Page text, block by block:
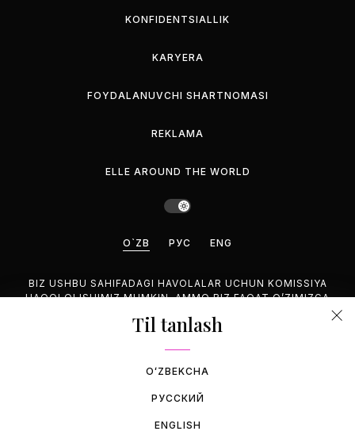
KONFIDENTSIALLIK
KARYERA
FOYDALANUVCHI SHARTNOMASI
REKLAMA
ELLE AROUND THE WORLD
O`ZB РУС ENG
BIZ USHBU SAHIFADAGI HAVOLALAR UCHUN KOMISSIYA
HAQQI OLISHIMIZ MUMKIN, AMMO BIZ FAQAT O’ZIMIZGA
Til tanlash
OʻZBEKCHA
РУССКИЙ
ENGLISH